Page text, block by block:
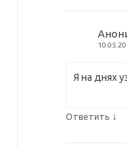
Я на днях
Ответить ↓